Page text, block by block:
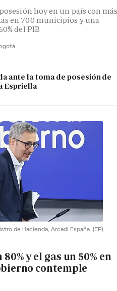
hoy en un país con
en 700 municipios y una
del PIB
ante la toma de posesión de
Espriella
de Hacienda, Arcadi España. (EP)
y el gas un 50% en
contemple